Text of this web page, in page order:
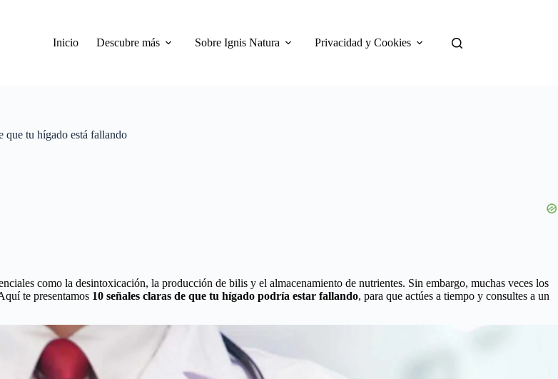
Inicio
Descubre más Sobre Ignis Natura Privacidad y Cookies
que tu hígado está fallando
como la desintoxicación, la producción de bilis y el almacenamiento de nutrientes. Sin embargo, muchas veces los
te presentamos 10 señales claras de que tu hígado podría estar fallando, para que actúes a tiempo y consultes a un